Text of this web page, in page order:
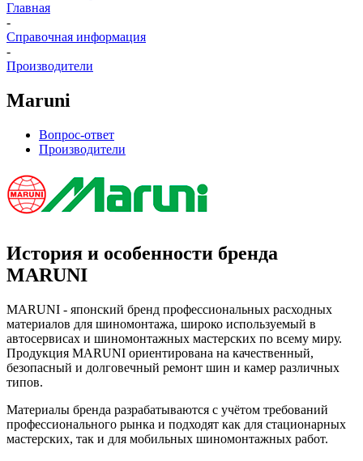
Главная
-
Справочная информация
-
Производители
Maruni
Вопрос-ответ
Производители
История и особенности бренда
MARUNI
MARUNI - японский бренд профессиональных расходных
материалов для шиномонтажа, широко используемый в
автосервисах и шиномонтажных мастерских по всему миру.
Продукция MARUNI ориентирована на качественный,
безопасный и долговечный ремонт шин и камер различных
типов.
Материалы бренда разрабатываются с учётом требований
профессионального рынка и подходят как для стационарных
мастерских, так и для мобильных шиномонтажных работ.